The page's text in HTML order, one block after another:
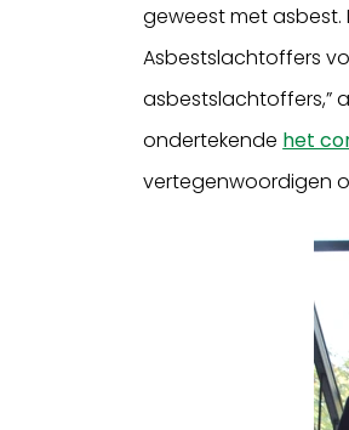
geweest met asbest.
Asbestslachtoffers
asbestslachtoffers,”
ondertekende het
vertegenwoordigen